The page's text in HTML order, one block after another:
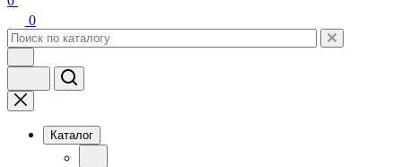
0
Каталог